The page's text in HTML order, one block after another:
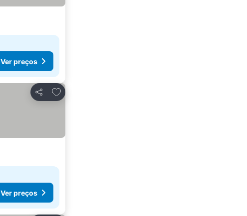
Ver preços
Partilhar
Adicionar aos favoritos
Ver preços